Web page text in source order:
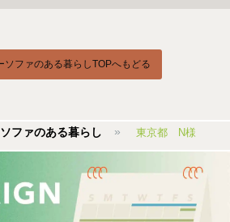
ソファのある暮らしTOPへもどる
ファのある暮らし 東京都 N様